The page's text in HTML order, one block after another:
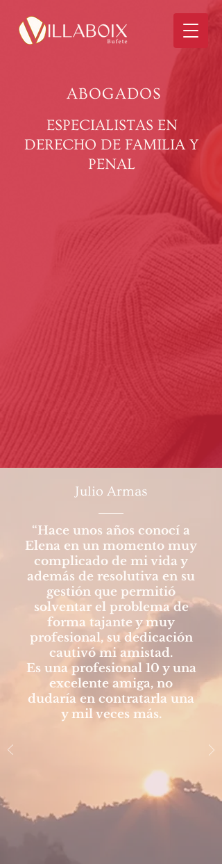
ABOGADOS
ESPECIALISTAS EN
DERECHO DE FAMILIA Y
PENAL
Julio Armas
“Hace unos años conocí a
Elena en un momento muy
complicado de mi vida y
además de resolutiva en su
gestión que permitió
solventar el problema de
forma tajante y muy
profesional, su dedicación
cautivó mi amistad.
Es una profesional 10 y una
excelente amiga, no
dudaría en contratarla una
y mil veces más.